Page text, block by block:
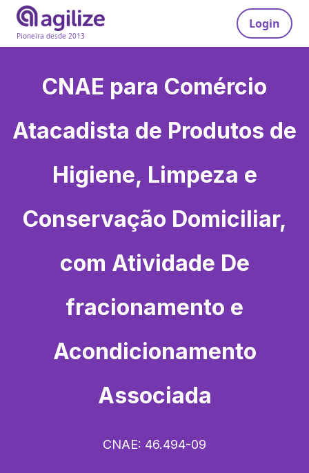
Pioneira desde 2013
Login
CNAE para Comércio
Atacadista de Produtos de
Higiene, Limpeza e
Conservação Domiciliar,
com Atividade De
fracionamento e
Acondicionamento
Associada
CNAE: 46.494-09